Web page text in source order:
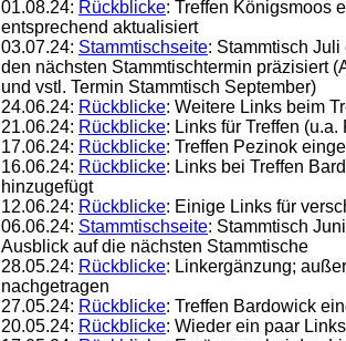
01.08.24: Rückblicke: Treffen Königsmoos
entsprechend aktualisiert
03.07.24: Stammtischseite: Stammtisch
den nächsten Stammtischtermin präzisiert
und vstl. Termin Stammtisch September)
24.06.24: Rückblicke: Weitere Links beim
21.06.24: Rückblicke: Links für Treffen
17.06.24: Rückblicke: Treffen Pezinok
16.06.24: Rückblicke: Links bei Treffen
hinzugefügt
12.06.24: Rückblicke: Einige Links für
06.06.24: Stammtischseite: Stammtisch
Ausblick auf die nächsten Stammtische
28.05.24: Rückblicke: Linkergänzung;
nachgetragen
27.05.24: Rückblicke: Treffen Bardowick
20.05.24: Rückblicke: Wieder ein paar